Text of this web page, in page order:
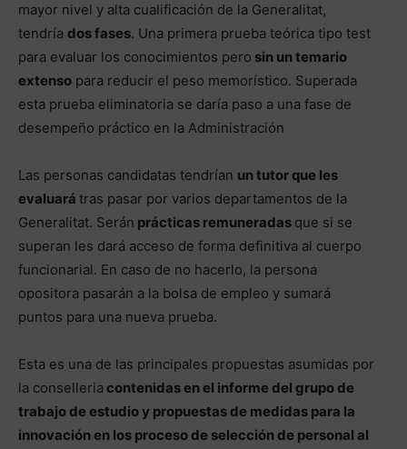
mayor nivel y alta cualificación de la Generalitat,
tendría dos fases. Una primera prueba teórica tipo test
para evaluar los conocimientos pero sin un temario
extenso para reducir el peso memorístico. Superada
esta prueba eliminatoria se daría paso a una fase de
desempeño práctico en la Administración
Las personas candidatas tendrían un tutor que les
evaluará tras pasar por varios departamentos de la
Generalitat. Serán prácticas remuneradas que si se
superan les dará acceso de forma definitiva al cuerpo
funcionarial. En caso de no hacerlo, la persona
opositora pasarán a la bolsa de empleo y sumará
puntos para una nueva prueba.
Esta es una de las principales propuestas asumidas por
la conselleria contenidas en el informe del grupo de
trabajo de estudio y propuestas de medidas para la
innovación en los proceso de selección de personal al